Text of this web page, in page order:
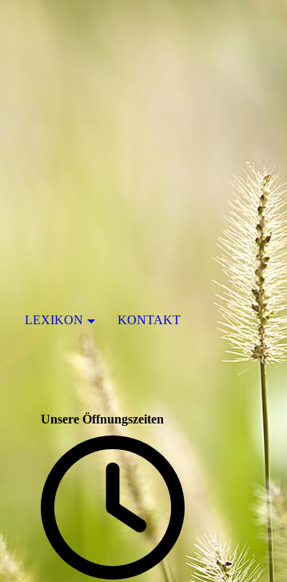
LEXIKON KONTAKT
Unsere Öffnungszeiten